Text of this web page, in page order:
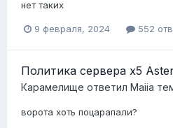
нет таких
9 февраля, 2024 552
Политика сервера x5
Карамелище ответил Maiia
ворота хоть поцарапали?